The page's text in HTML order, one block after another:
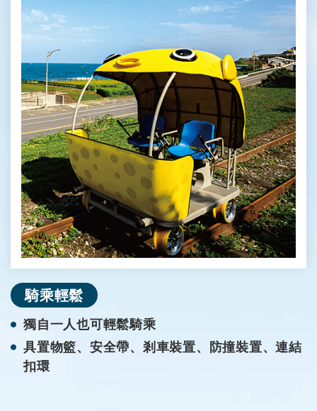
騎乘輕鬆
獨自一人也可輕鬆騎乘
具置物籃、安全帶、剎車裝置、防撞裝置、連結
扣環